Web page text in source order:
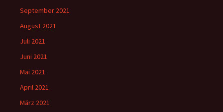
September 2021
August 2021
Juli 2021
Juni 2021
Mai 2021
April 2021
März 2021